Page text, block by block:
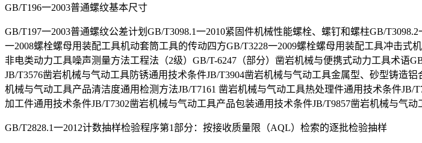
GB/T196一2003普通螺纹基本尺寸
GB/T197一2003普通螺纹公差计划GB/T3098.1一2010紧固件机械性能螺栓、螺钉和螺柱GB/
一2008螺栓螺母用装配工具机动套筒工具的传动四方GB/T3228一2009螺栓螺母用装配工具冲击
非电类动力工具噪声测量方法工程法（2级）GB/T-6247（部分）凿岩机械与便携式动力工具术语
JB/T3576凿岩机械与气动工具防锈通用技术条件JB/T3904凿岩机械与气动工具金属型、砂型铸造
机械与气动工具产品清洁度通用检测方法JB/T7161 凿岩机械与气动工具热处理件通用技术条件
加工件通用技术条件JB/T7302凿岩机械与气动工具产品包装通用技术条件JB/T9857凿岩机械与气
GB/T2828.1一2012计数抽样检验程序第1部分：按接收质量限（AQL）检索的逐批检验抽样